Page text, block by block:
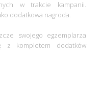
w trakcie kampanii.
dodatkowa nagroda.
swojego egzemplarza
z kompletem dodatków